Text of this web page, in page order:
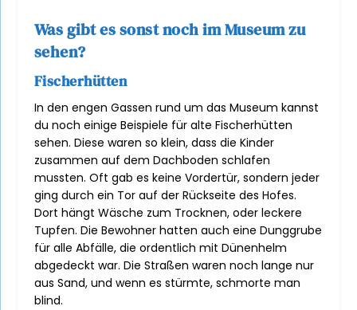
Was gibt es sonst noch im Museum zu
sehen?
Fischerhütten
In den engen Gassen rund um das Museum kannst
du noch einige Beispiele für alte Fischerhütten
sehen. Diese waren so klein, dass die Kinder
zusammen auf dem Dachboden schlafen
mussten. Oft gab es keine Vordertür, sondern jeder
ging durch ein Tor auf der Rückseite des Hofes.
Dort hängt Wäsche zum Trocknen, oder leckere
Tupfen. Die Bewohner hatten auch eine Dunggrube
für alle Abfälle, die ordentlich mit Dünenhelm
abgedeckt war. Die Straßen waren noch lange nur
aus Sand, und wenn es stürmte, schmorte man
blind.